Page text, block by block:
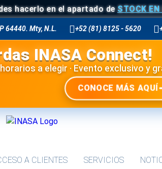
en el apartado deSTOCK EN
64440. Mty, N.L. +52 (81) 8125 - 5620
INASA Connect!
a elegir · Evento exclusivo y
CONOCE MÁS AQUÍ
A CLIENTES SERVICIOS